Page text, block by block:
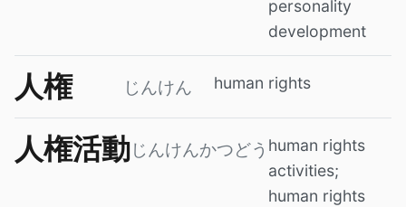
personality
development
人権 じんけん human rights
人権活動じんけんかつどう human rights
activities;
human rights